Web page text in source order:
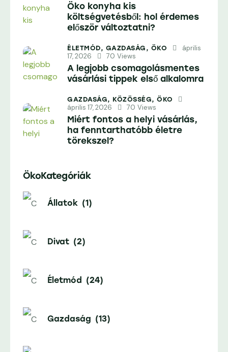
Öko konyha kis
költségvetésből: hol érdemes
először változtatni?
ÉLETMÓD, GAZDASÁG, ÖKO
április
17, 2026
70 Views
A legjobb csomagolásmentes
vásárlási tippek első alkalomra
GAZDASÁG, KÖZÖSSÉG, ÖKO
április 17, 2026 70 Views
Miért fontos a helyi vásárlás,
ha fenntarthatóbb életre
törekszel?
ÖkoKategóriák
Állatok (1)
Divat (2)
Életmód (24)
Gazdaság (13)